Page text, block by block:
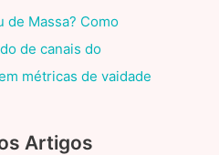
de Massa? Como
de canais do
métricas de vaidade
Artigos